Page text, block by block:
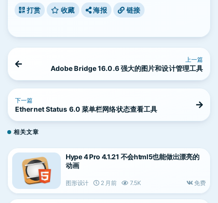
打赏 收藏 海报 链接
上一篇
Adobe Bridge 16.0.6 强大的图片和设计管理工具
下一篇
Ethernet Status 6.0 菜单栏网络状态查看工具
相关文章
Hype 4 Pro 4.1.21 不会html5也能做出漂亮的
动画
图形设计 2 月前 7.5K 免费